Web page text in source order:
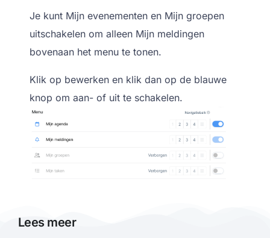
Je kunt Mijn evenementen en Mijn groepen
uitschakelen om alleen Mijn meldingen
bovenaan het menu te tonen.
Klik op bewerken en klik dan op de blauwe
knop om aan- of uit te schakelen.
Lees meer